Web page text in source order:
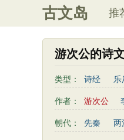
古文岛 推
游次公的诗
类型： 诗经 乐
思乡
作者： 游次公
李贺
曹
朝代： 先秦 两